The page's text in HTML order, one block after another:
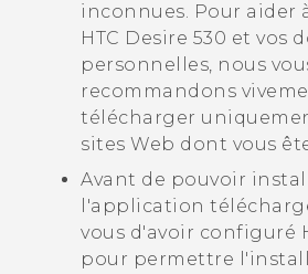
inconnues. Pour aider
HTC Desire 530 et vos
personnelles, nous
recommandons
télécharger
sites Web dont vous
Avant de pouvoir
l'application
vous d'avoir configuré
pour permettre